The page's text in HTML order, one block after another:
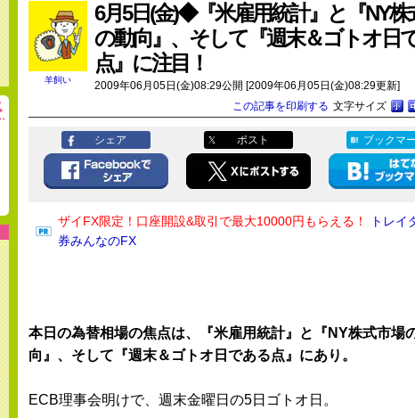
羊飼い
6月5日(金)◆『米雇用統計』と『NY株
の動向』、そして『週末＆ゴトオ日
点』に注目！
2009年06月05日(金)08:29公開 [2009年06月05日(金)08:29更新]
文字サイズ
この記事を印刷する
シェア ポスト ブックマ
ザイFX限定！口座開設&取引で最大10000円もらえる！
トレイ
券みんなのFX
本日の為替相場の焦点は、『米雇用統計』と『NY株式市場
向』、そして『週末＆ゴトオ日である点』にあり。
ECB理事会明けで、週末金曜日の5日ゴトオ日。